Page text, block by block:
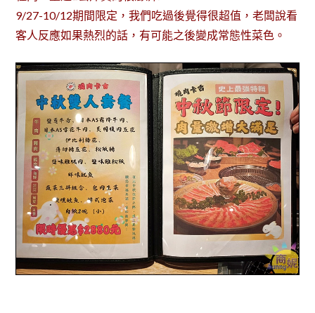
9/27-10/12期間限定，我們吃過後覺得很超值，老闆說看
客人反應如果熱烈的話，有可能之後變成常態性菜色。